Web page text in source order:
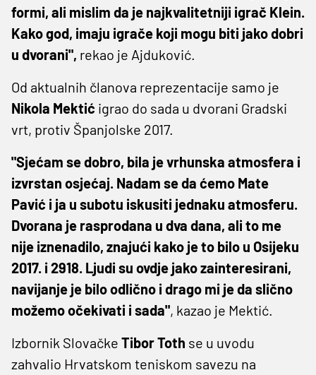
formi, ali mislim da je najkvalitetniji igrač Klein.
Kako god, imaju igrače koji mogu biti jako dobri
u dvorani", rekao je Ajduković.
Od aktualnih članova reprezentacije samo je
Nikola Mektić igrao do sada u dvorani Gradski
vrt, protiv Španjolske 2017.
"Sjećam se dobro, bila je vrhunska atmosfera i
izvrstan osjećaj. Nadam se da ćemo Mate
Pavić i ja u subotu iskusiti jednaku atmosferu.
Dvorana je rasprodana u dva dana, ali to me
nije iznenadilo, znajući kako je to bilo u Osijeku
2017. i 2918. Ljudi su ovdje jako zainteresirani,
navijanje je bilo odlično i drago mi je da slično
možemo očekivati i sada", kazao je Mektić.
Izbornik Slovačke Tibor Toth se u uvodu
zahvalio Hrvatskom teniskom savezu na